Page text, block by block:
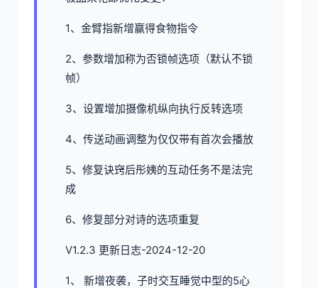
1、金臂指新增赢得食物指令
2、参数增加称为否锁帧选项（默认不锁
帧）
3、设置增加摄像机纵向执行反转选项
4、传送动画调整为仅仅带有首次会播放
5、修复诀窍后彤姨的互动任务不是法完
成
6、修复部分对诗的选项重复
V1.2.3 更新日志-2024-12-20
1、 新增夜袭，子时交互睡觉中型的5心